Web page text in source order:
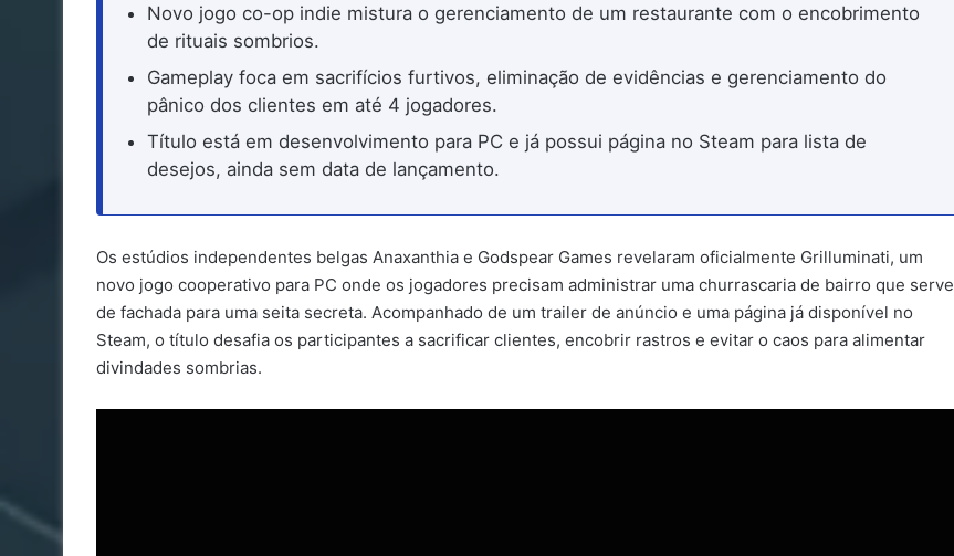
Novo jogo co-op indie mistura o gerenciamento de um restaurante com o encobrimento
de rituais sombrios.
Gameplay foca em sacrifícios furtivos, eliminação de evidências e gerenciamento do
pânico dos clientes em até 4 jogadores.
Título está em desenvolvimento para PC e já possui página no Steam para lista de
desejos, ainda sem data de lançamento.
Os estúdios independentes belgas Anaxanthia e Godspear Games revelaram oficialmente Grilluminati, um
novo jogo cooperativo para PC onde os jogadores precisam administrar uma churrascaria de bairro que serve
de fachada para uma seita secreta. Acompanhado de um trailer de anúncio e uma página já disponível no
Steam, o título desafia os participantes a sacrificar clientes, encobrir rastros e evitar o caos para alimentar
divindades sombrias.